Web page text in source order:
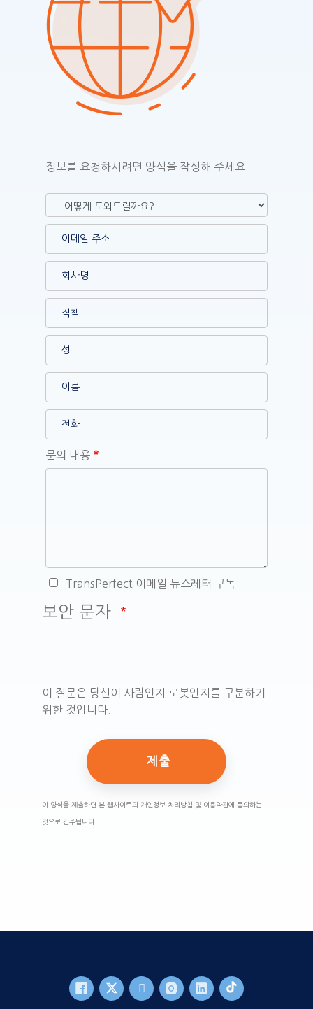
정보를 요청하시려면 양식을 작성해 주세요
문의 내용
TransPerfect 이메일 뉴스레터 구독
보안 문자
이 질문은 당신이 사람인지 로봇인지를 구분하기
위한 것입니다.
이 양식을 제출하면 본 웹사이트의 개인정보 처리방침 및 이용약관에 동의하는
것으로 간주됩니다.